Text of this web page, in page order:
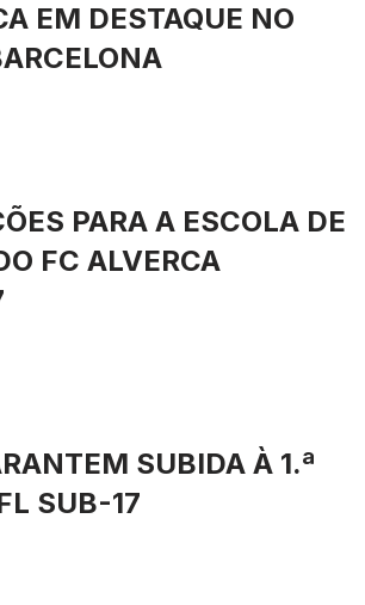
EM DESTAQUE NO
PARA A ESCOLA DE
FC ALVERCA
SUBIDA À 1.ª
SUB-17